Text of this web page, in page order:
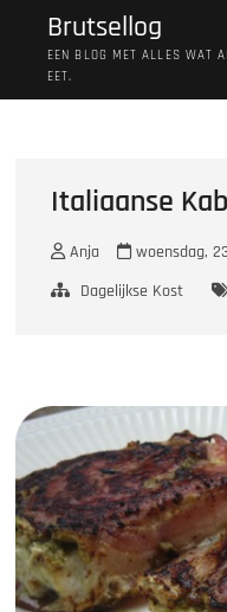
Brutsellog
EEN BLOG MET ALLES WAT
EET.
Italiaanse
Anja woensdag,
Dagelijkse Kost